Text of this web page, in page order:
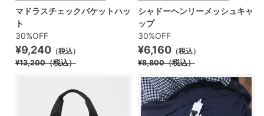
マドラスチェックバケットハッ
ト
30%OFF
¥9,240 （税込）
¥13,200（税込）
シャドーヘンリーメッシュキャ
ップ
30%OFF
¥6,160 （税込）
¥8,800（税込）